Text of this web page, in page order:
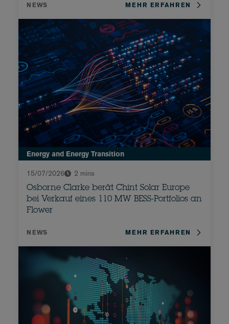
NEWS MEHR ERFAHREN
Energy and Energy Transition
15/07/2026
2 mins
Osborne Clarke berät Chint Solar Europe
bei Verkauf eines 110 MW BESS-Portfolios an
Flower
NEWS MEHR ERFAHREN